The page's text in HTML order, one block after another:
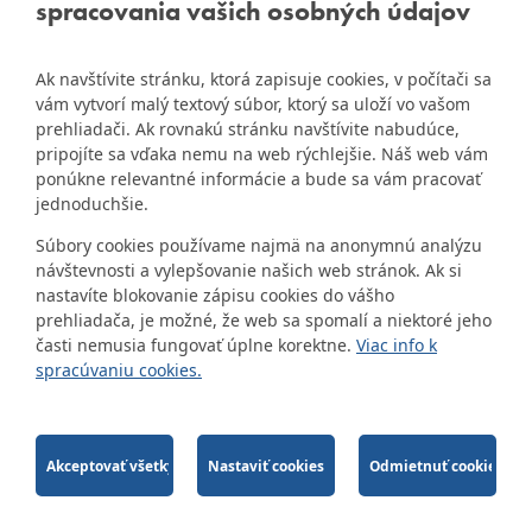
spracovania vašich osobných údajov
Ak navštívite stránku, ktorá zapisuje cookies, v počítači sa
vám vytvorí malý textový súbor, ktorý sa uloží vo vašom
prehliadači. Ak rovnakú stránku navštívite nabudúce,
pripojíte sa vďaka nemu na web rýchlejšie. Náš web vám
ponúkne relevantné informácie a bude sa vám pracovať
jednoduchšie.
Súbory cookies používame najmä na anonymnú analýzu
návštevnosti a vylepšovanie našich web stránok. Ak si
nastavíte blokovanie zápisu cookies do vášho
prehliadača, je možné, že web sa spomalí a niektoré jeho
časti nemusia fungovať úplne korektne. Viac info k
spracúvaniu cookies.
starej stránke Dúbravky
Naša mestská časť získala 3.
miesto v súťažiZlatyErb.sk
o
najlepšiu internetovú stránku
samospráv za rok 2020
IČO: 00603406
DIČ: 2020919120
IČ DPH: Nie sme platca
DPH
Bankové spojenie:
a.s., Mlynské nivy 1, 829 90
Bratislava 25
Číslo účtu v tvare IBAN:
SK31 0200 0000 0000 1012
8032, BIC kód: SUBASKBX
2014-2026 © MÚ Bratislava-Dúbravka
Tvorba web stránok
a redakčný systém
od
firmyAlejTech, spol. s r.o.